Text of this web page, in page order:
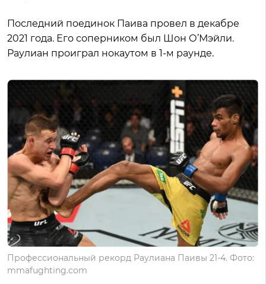
Последний поединок Паива провел в декабре
2021 года. Его соперником был Шон О’Мэйли.
Раулиан проиграл нокаутом в 1-м раунде.
Профессиональный рекорд Раулиана Паивы 21-4. Фото:
mmafughting.com